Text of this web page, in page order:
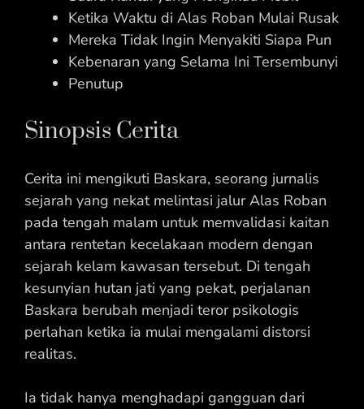
Ketika Waktu di Alas Roban Mulai Rusak
Mereka Tidak Ingin Menyakiti Siapa Pun
Kebenaran yang Selama Ini Tersembunyi
Penutup
Sinopsis Cerita
Cerita ini mengikuti Baskara, seorang jurnalis
sejarah yang nekat melintasi jalur Alas Roban
pada tengah malam untuk memvalidasi kaitan
antara rentetan kecelakaan modern dengan
sejarah kelam kawasan tersebut. Di tengah
kesunyian hutan jati yang pekat, perjalanan
Baskara berubah menjadi teror psikologis
perlahan ketika ia mulai mengalami distorsi
realitas.
Ia tidak hanya menghadapi gangguan dari